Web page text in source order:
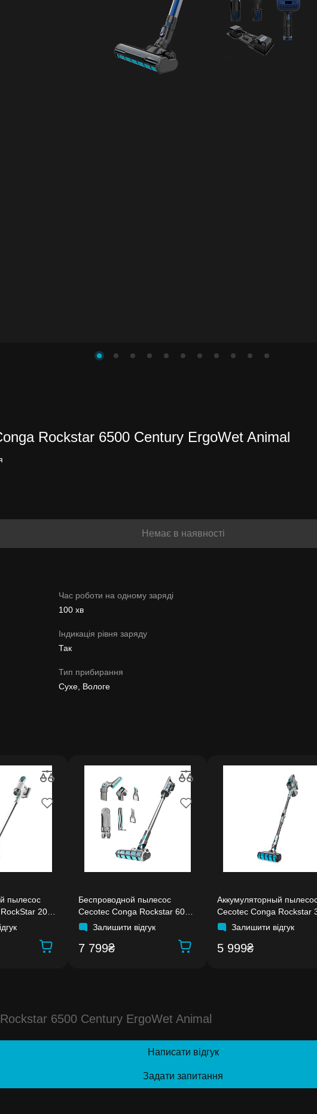
Rockstar 6500 Century ErgoWet Animal
14 днів
сплатити до
Немає в наявності
Час роботи на одному заряді
100 хв
Індикація рівня заряду
Так
Тип прибирання
Сухе, Вологе
пылесос
200
Беспроводной пылесос
Cecotec Conga Rockstar 600
HeroЗалишити відгук
7 799₴
Аккумуляторный
Cecotec Conga Rockstar
X-Treme ErgoFlex
Залишити відгук
5 999₴
6500 Century ErgoWet Animal
Написати відгук
Задати запитання